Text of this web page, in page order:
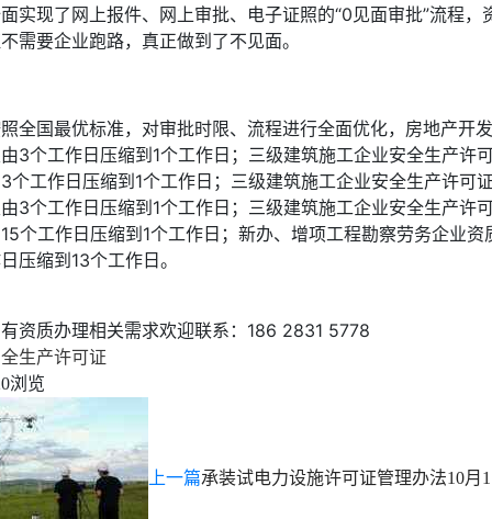
实现了网上报件、网上审批、电子证照的“0见面审批”流程，
需要企业跑路，真正做到了不见面。
全国最优标准，对审批时限、流程进行全面优化，房地产开
3个工作日压缩到1个工作日；三级建筑施工企业安全生产许
个工作日压缩到1个工作日；三级建筑施工企业安全生产许可
3个工作日压缩到1个工作日；三级建筑施工企业安全生产许
个工作日压缩到1个工作日；新办、增项工程勘察劳务企业资
压缩到13个工作日。
资质办理相关需求欢迎联系：186 2831 5778
生产许可证
浏览
上一篇承装试电力设施许可证管理办法10月